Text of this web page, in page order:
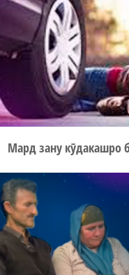
Мард зану кӯдакашро